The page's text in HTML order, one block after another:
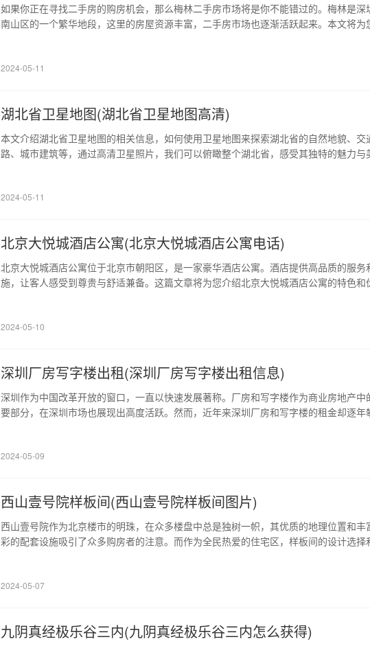
如果你正在寻找二手房的购房机会，那么梅林二手房市场将是你不能错过的。梅林是深
南山区的一个繁华地段，这里的房屋资源丰富，二手房市场也逐渐活跃起来。本文将为
有多条公交线路以及地铁站，便于出行。…
2024-05-11
湖北省卫星地图(湖北省卫星地图高清)
本文介绍湖北省卫星地图的相关信息，如何使用卫星地图来探索湖北省的自然地貌、交
路、城市建筑等，通过高清卫星照片，我们可以俯瞰整个湖北省，感受其独特的魅力与
可以在电脑或手机上随时随地进行浏览、搜…
2024-05-11
北京大悦城酒店公寓(北京大悦城酒店公寓电话)
北京大悦城酒店公寓位于北京市朝阳区，是一家豪华酒店公寓。酒店提供高品质的服务
施，让客人感受到尊贵与舒适兼备。这篇文章将为您介绍北京大悦城酒店公寓的特色和
华，有多家高端购物中心和餐厅，能满足客人…
2024-05-10
深圳厂房写字楼出租(深圳厂房写字楼出租信息)
深圳作为中国改革开放的窗口，一直以快速发展著称。厂房和写字楼作为商业房地产中
要部分，在深圳市场也展现出高度活跃。然而，近年来深圳厂房和写字楼的租金却逐年
选择深圳，这些企业需要办公场所和生产场…
2024-05-09
西山壹号院样板间(西山壹号院样板间图片)
西山壹号院作为北京楼市的明珠，在众多楼盘中总是独树一帜，其优质的地理位置和丰
彩的配套设施吸引了众多购房者的注意。而作为全民热爱的住宅区，样板间的设计选择
福。 1、地理位置得天独厚 西山壹号院位…
2024-05-07
九阴真经极乐谷三内(九阴真经极乐谷三内怎么获得)